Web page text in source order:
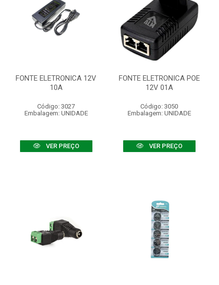
FONTE ELETRONICA 12V
10A
Código: 3027
Embalagem: UNIDADE
VER PREÇO
FONTE ELETRONICA POE
12V 01A
Código: 3050
Embalagem: UNIDADE
VER PREÇO